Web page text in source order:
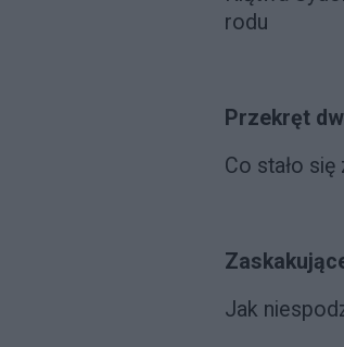
rodu
Przekręt
Co stało
Jak